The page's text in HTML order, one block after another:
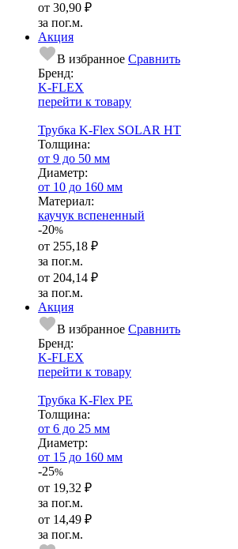
от 30,90 ₽
за пог.м.
Акция
В избранное Сравнить
Бренд:
K-FLEX
перейти к товару
Трубка K-Flex SOLAR HT
Тол­щи­на:
от 9 до 50 мм
Диаметр:
от 10 до 160 мм
Ма­­те­­ри­­ал:
каучук вспененный
-20%
от 255,18 ₽
за пог.м.
от 204,14 ₽
за пог.м.
Акция
В избранное Сравнить
Бренд:
K-FLEX
перейти к товару
Трубка K-Flex PE
Тол­щи­на:
от 6 до 25 мм
Диаметр:
от 15 до 160 мм
-25%
от 19,32 ₽
за пог.м.
от 14,49 ₽
за пог.м.